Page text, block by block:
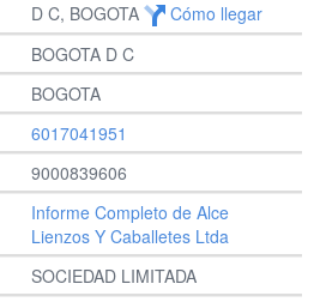
D C, BOGOTA
Cómo llegar
BOGOTA D C
BOGOTA
6017041951
9000839606
Informe Completo de Alce
Lienzos Y Caballetes Ltda
SOCIEDAD LIMITADA